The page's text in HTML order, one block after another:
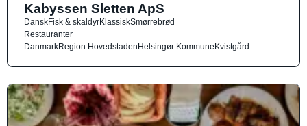
Kabyssen Sletten ApS
DanskFisk & skaldyrKlassiskSmørrebrød
Restauranter
DanmarkRegion HovedstadenHelsingør KommuneKvistgård